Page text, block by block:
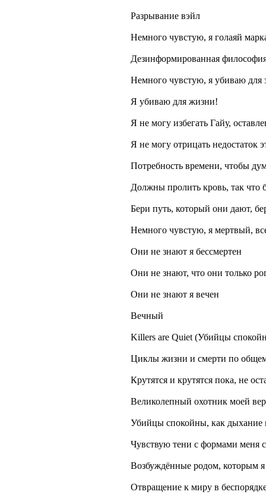
Разрывание вэйл
Немного чувстую, я голаяй
Дезинформированная
Немного чувстую, я убиваю для
Я убиваю для жизни!
Я не могу избегать Гайу,
Я не могу отрицать недостаток
Потребность времени, чтобы
Должны пролить кровь, так что
Бери путь, который они дают,
Немного чувстую, я мертвый,
Они не знают я бессмертен
Они не знают, что они только
Они не знают я вечен
Вечный
Killers are Quiet (Убийцы
Циклы жизни и смерти по
Крутятся и крутятся пока, не
Великолепный охотник моей
Убийцы спокойны, как дыхание
Чувствую тени с формами меня
Возбуждённые родом, которым
Отвращение к миру в